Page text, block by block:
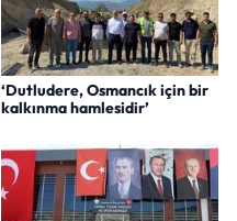
‘Dutludere, Osmancık için bir
kalkınma hamlesidir’